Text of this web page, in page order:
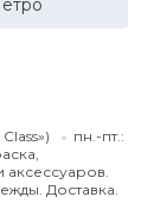
пн.-пт.:
аксессуаров.
Доставка.